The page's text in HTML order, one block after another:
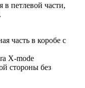
петлевой части,
часть в коробе с
X-mode
стороны без